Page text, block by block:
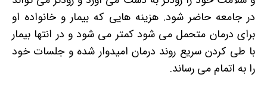
در جامعه حاضر شود. هزینه هایی که بیمار و خانواده او
برای درمان متحمل می شود کمتر می شود و در انتها بیمار
با طی کردن سریع روند درمان امیدوار شده و جلسات خود
را به اتمام می رساند.